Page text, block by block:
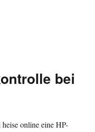
bei
online eine HP-